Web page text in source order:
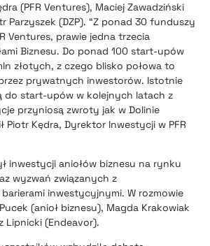
(PFR Ventures), Maciej Zawadziński
Parzyszek (DZP). “Z ponad 30 funduszy
Ventures, prawie jedna trzecia
Biznesu. Do ponad 100 start-upów
złotych, z czego blisko połowa to
prywatnych inwestorów. Istotnie
do start-upów w kolejnych latach z
przyniosą zwroty jak w Dolinie
Piotr Kędra, Dyrektor Inwestycji w PFR
inwestycji aniołów biznesu na rynku
wyzwań związanych z
inwestycyjnymi. W rozmowie
(anioł biznesu), Magda Krakowiak
Lipnicki (Endeavor).